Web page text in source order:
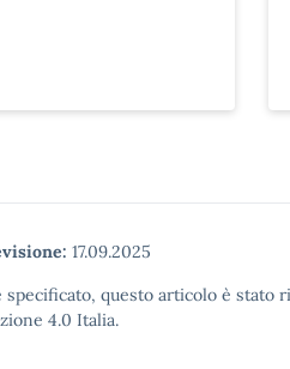
17.09.2025
questo articolo è stato
4.0 Italia.